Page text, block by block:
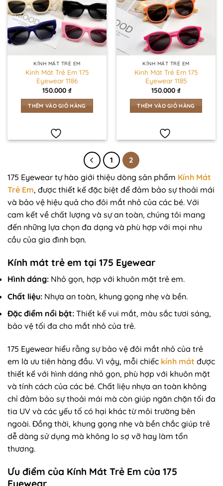
KÍNH MÁT TRẺ EM
Kinh Mát Trẻ Em 175
Eyewear 1186
150.000 ₫
THÊM VÀO GIỎ HÀNG
KÍNH MÁT TRẺ EM
Kinh Mát Trẻ Em 175
Eyewear 1185
150.000 ₫
THÊM VÀO GIỎ HÀNG
1 2
175 Eyewear tự hào giới thiệu dòng sản phẩm Kính Mát
Trẻ Em, được thiết kế đặc biệt để đảm bảo sự thoải mái
và bảo vệ hiệu quả cho đôi mắt nhỏ của các bé. Với
cam kết về chất lượng và sự an toàn, chúng tôi mang
đến những lựa chọn đa dạng và phù hợp với mọi nhu
cầu của gia đình bạn.
Kính mát trẻ em tại 175 Eyewear
Hình dáng: Nhỏ gọn, hợp với khuôn mặt trẻ em.
Chất liệu: Nhựa an toàn, khung gọng nhẹ và bền.
Đặc điểm nổi bật: Thiết kế vui mắt, màu sắc tươi sáng,
bảo vệ tối đa cho mắt nhỏ của trẻ.
175 Eyewear hiểu rằng sự bảo vệ đôi mắt nhỏ của trẻ
em là ưu tiên hàng đầu. Vì vậy, mỗi chiếc kính mát được
thiết kế với hình dáng nhỏ gọn, phù hợp với khuôn mặt
và tính cách của các bé. Chất liệu nhựa an toàn không
chỉ đảm bảo sự thoải mái mà còn giúp ngăn chặn tối đa
tia UV và các yếu tố có hại khác từ môi trường bên
ngoài. Đồng thời, khung gọng nhẹ và bền chắc giúp trẻ
dễ dàng sử dụng mà không lo sợ vỡ hay làm tổn
thương.
Ưu điểm của Kính Mát Trẻ Em của 175
Eyewear